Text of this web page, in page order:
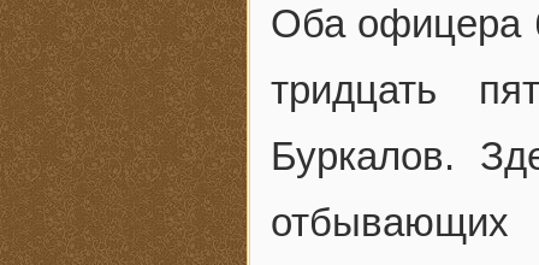
Оба офицера
тридцать
Буркалов.